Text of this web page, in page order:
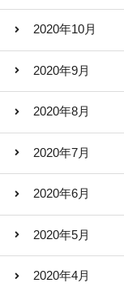
2020年10月
2020年9月
2020年8月
2020年7月
2020年6月
2020年5月
2020年4月